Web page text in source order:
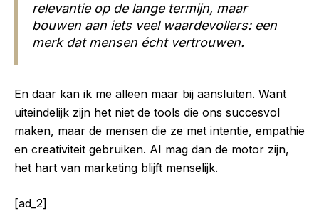
relevantie op de lange termijn, maar
bouwen aan iets veel waardevollers: een
merk dat mensen écht vertrouwen.
En daar kan ik me alleen maar bij aansluiten. Want
uiteindelijk zijn het niet de tools die ons succesvol
maken, maar de mensen die ze met intentie, empathie
en creativiteit gebruiken. AI mag dan de motor zijn,
het hart van marketing blijft menselijk.
[ad_2]